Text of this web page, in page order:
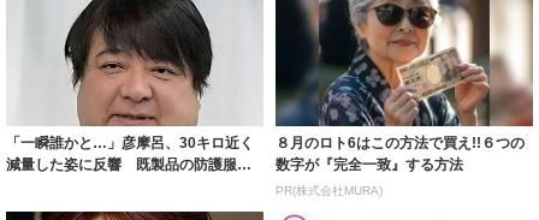
「一瞬誰かと…」彦摩呂、30キロ近く
減量した姿に反響 既製品の防護服が
８月のロト6はこの方法で買え!!６つの
数字が『完全一致』する方法
PR(株式会社MURA)